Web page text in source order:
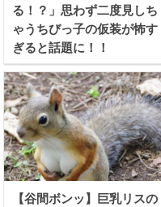
る！？」思わず二度見しち
ゃうちびっ子の仮装が怖す
ぎると話題に！！
【谷間ボンッ】巨乳リスの